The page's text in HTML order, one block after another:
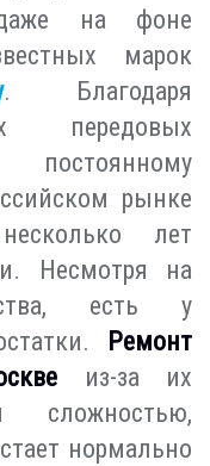
даже на фоне
марок
. Благодаря
передовых
рынке
лет
Несмотря на
есть у
Ремонт
из-за их
сложностью,
нормально